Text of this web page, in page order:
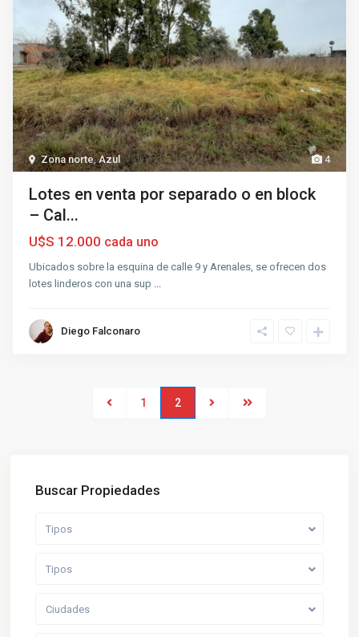
4
Zona norte,Azul
Lotes en venta por separado o en block
– Cal...
U$S 12.000 cada uno
Ubicados sobre la esquina de calle 9 y Arenales, se ofrecen dos
lotes linderos con una sup ...
Diego Falconaro
1 2
Buscar Propiedades
Tipos
Tipos
Ciudades